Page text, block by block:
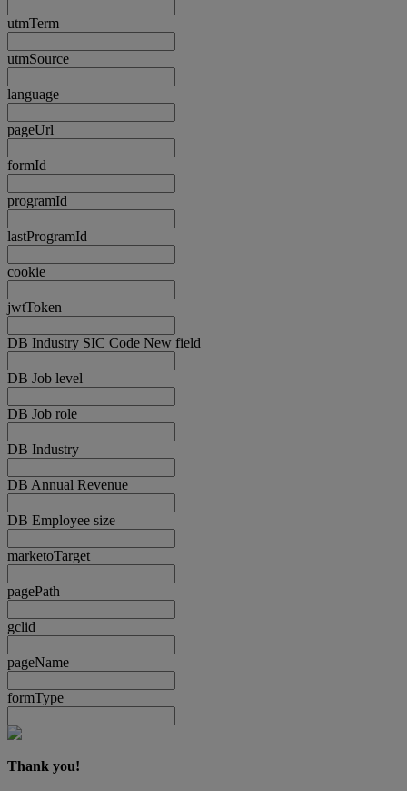
utmTerm
utmSource
language
pageUrl
formId
programId
lastProgramId
cookie
jwtToken
DB Industry SIC Code New field
DB Job level
DB Job role
DB Industry
DB Annual Revenue
DB Employee size
marketoTarget
pagePath
gclid
pageName
formType
Thank you!